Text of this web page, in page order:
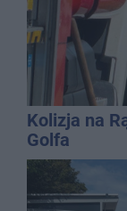
Kolizja na
Golfa